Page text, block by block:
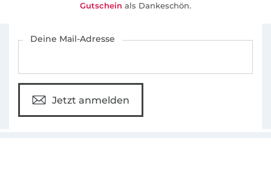
Gutschein als Dankeschön.
Deine Mail-Adresse
Jetzt anmelden